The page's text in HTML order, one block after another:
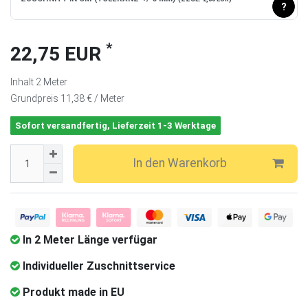
?
22,75 EUR *
Inhalt 2 Meter
Grundpreis 11,38 € / Meter
Sofort versandfertig, Lieferzeit 1-3 Werktage
In den Warenkorb
In 2 Meter Länge verfügar
Individueller Zuschnittservice
Produkt made in EU